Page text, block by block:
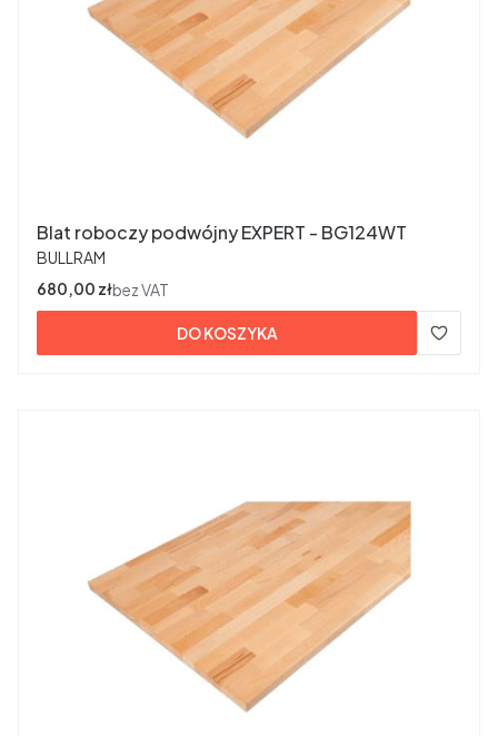
Blat roboczy podwójny EXPERT - BG124WT
PRODUCENT
BULLRAM
Cena
680,00 złbez VAT
DO KOSZYKA